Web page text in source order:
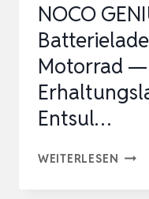
NOCO
Motorrad —
Entsul…
WEITERLESEN NOCO